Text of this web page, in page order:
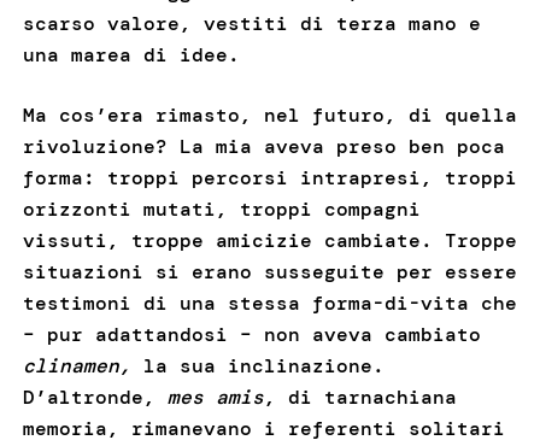
scarso valore, vestiti di terza mano e
una marea di idee.
Ma cos’era rimasto, nel futuro, di quella
rivoluzione? La mia aveva preso ben poca
forma: troppi percorsi intrapresi, troppi
orizzonti mutati, troppi compagni
vissuti, troppe amicizie cambiate. Troppe
situazioni si erano susseguite per essere
testimoni di una stessa forma-di-vita che
– pur adattandosi – non aveva cambiato
clinamen, la sua inclinazione.
D’altronde, mes amis, di tarnachiana
memoria, rimanevano i referenti solitari